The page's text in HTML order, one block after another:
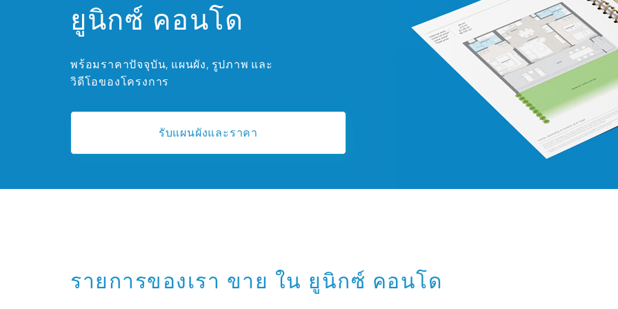
ยูนิกซ์ คอนโด
พร้อมราคาปัจจุบัน, แผนผัง, รูปภาพ และ
วิดีโอของโครงการ
รับแผนผังและราคา
รายการของเรา ขาย ใน ยูนิกซ์ คอนโด